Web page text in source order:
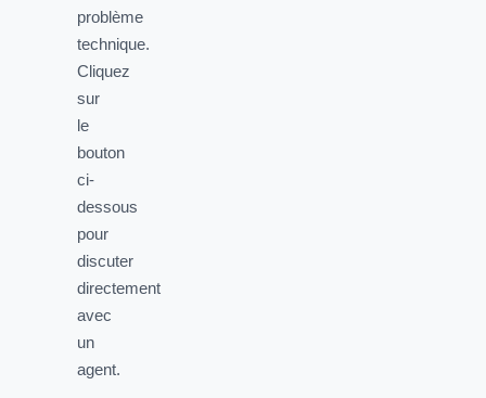
problème
technique.
Cliquez
sur
le
bouton
ci-
dessous
pour
discuter
directement
avec
un
agent.